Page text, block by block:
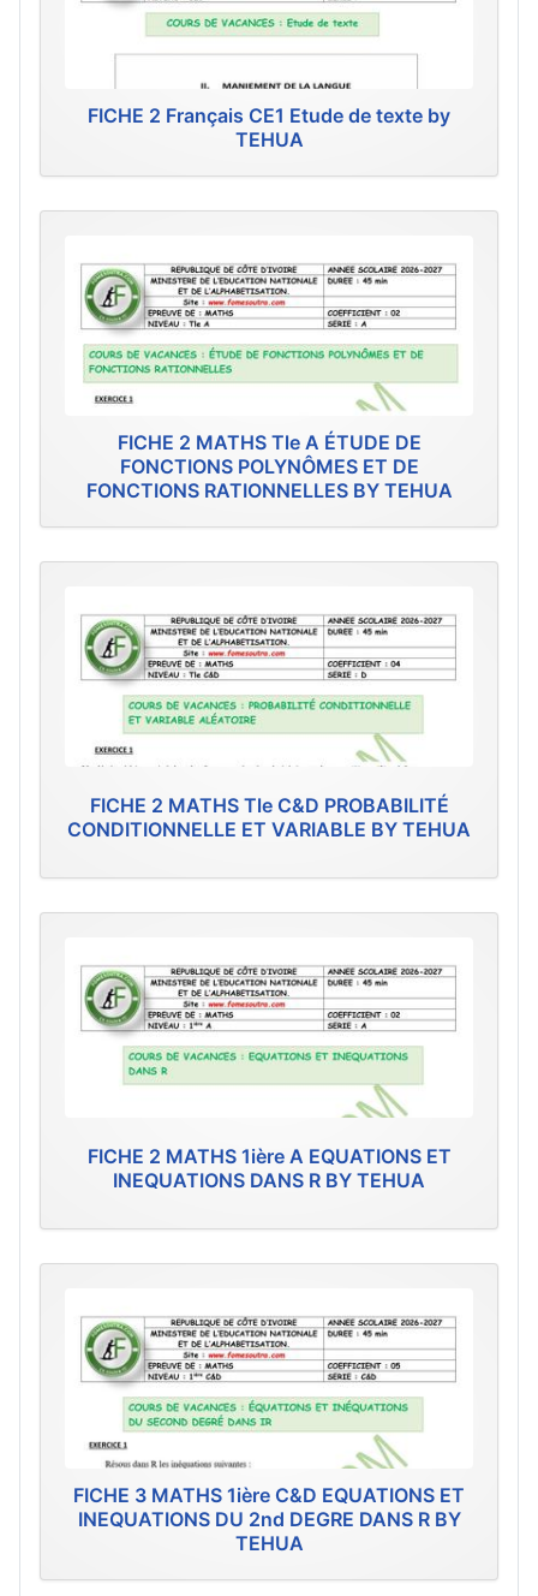
FICHE 2 Français CE1 Etude de texte by
TEHUA
FICHE 2 MATHS Tle A ÉTUDE DE
FONCTIONS POLYNÔMES ET DE
FONCTIONS RATIONNELLES BY TEHUA
FICHE 2 MATHS Tle C&D PROBABILITÉ
CONDITIONNELLE ET VARIABLE BY TEHUA
FICHE 2 MATHS 1ière A EQUATIONS ET
INEQUATIONS DANS R BY TEHUA
FICHE 3 MATHS 1ière C&D EQUATIONS ET
INEQUATIONS DU 2nd DEGRE DANS R BY
TEHUA